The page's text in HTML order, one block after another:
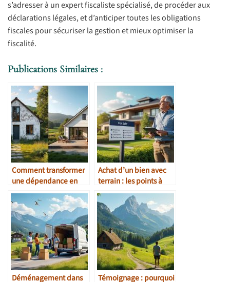
s’adresser à un expert fiscaliste spécialisé, de procéder aux
déclarations légales, et d’anticiper toutes les obligations
fiscales pour sécuriser la gestion et mieux optimiser la
fiscalité.
Publications Similaires :
Comment transformer
une dépendance en
gîte rentable
Achat d’un bien avec
terrain : les points à
vérifier
Déménagement dans
Témoignage : pourquoi